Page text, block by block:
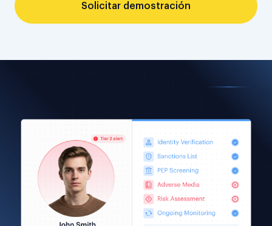
Solicitar demostración